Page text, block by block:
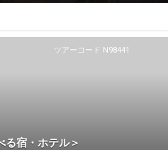
ツアーコード N98441
宿・ホテル＞